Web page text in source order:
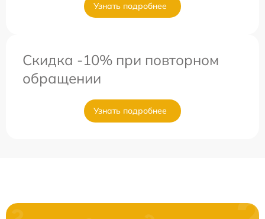
Узнать подробнее
Скидка -10% при повторном
обращении
Узнать подробнее